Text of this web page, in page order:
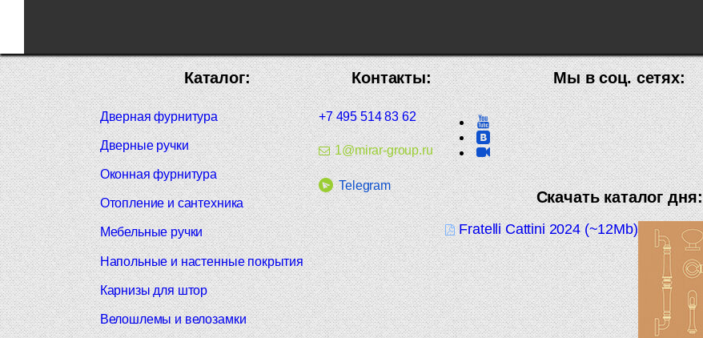
Мы в соц. сетях:
Скачать каталог дня:
Fratelli Cattini 2024 (~12Mb)
Контакты:
+7 495 514 83 62
1@mirar-group.ru
Telegram
Каталог:
Дверная фурнитура
Дверные ручки
Оконная фурнитура
Отопление и сантехника
Мебельные ручки
Напольные и настенные покрытия
Карнизы для штор
Велошлемы и велозамки